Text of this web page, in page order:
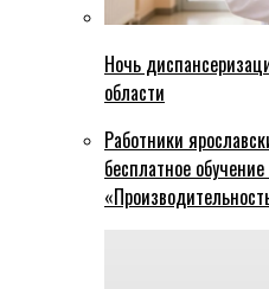
Ночь
области
Работники
бесплатное